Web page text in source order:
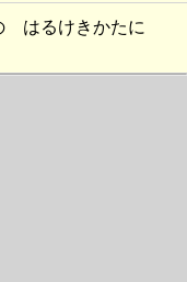
はるけきかたに